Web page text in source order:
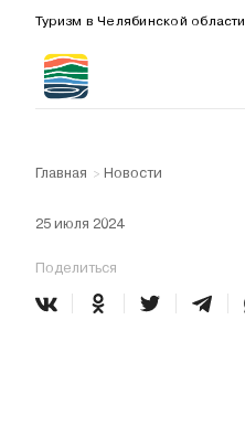
Туризм в Челябинской области
Главная > Новости
25 июля 2024
Поделиться